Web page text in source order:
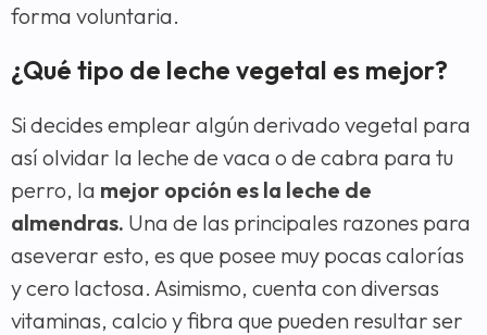
forma voluntaria.
¿Qué tipo de leche vegetal es mejor?
Si decides emplear algún derivado vegetal para
así olvidar la leche de vaca o de cabra para tu
perro, la mejor opción es la leche de
almendras. Una de las principales razones para
aseverar esto, es que posee muy pocas calorías
y cero lactosa. Asimismo, cuenta con diversas
vitaminas, calcio y fibra que pueden resultar ser